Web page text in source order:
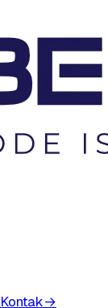
Kontak→